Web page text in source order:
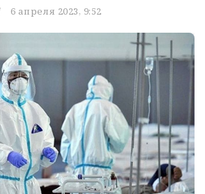
6 апреля 2023, 9:52